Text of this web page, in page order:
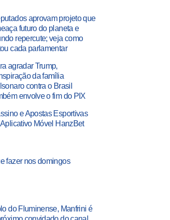
aprovam projeto que
futuro do planeta e
repercute; veja como
cada parlamentar
agradar Trump,
da família
contra o Brasil
envolve o fim do PIX
e Apostas Esportivas
Móvel HanzBet
fazer nos domingos
do Fluminense, Manfrini é